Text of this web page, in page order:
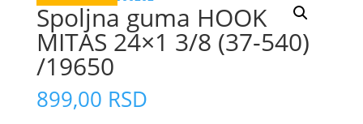
Spoljna guma HOOK
MITAS 24×1 3/8 (37-540)
/19650
899,00 RSD